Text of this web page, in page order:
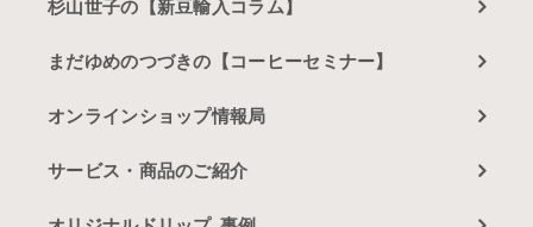
杉山世子の【新豆輸入コラム】
まだゆめのつづきの【コーヒーセミナー】
オンラインショップ情報局
サービス・商品のご紹介